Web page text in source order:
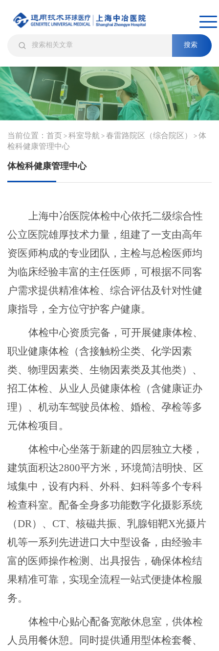
搜索
当前位置： 首页 > 科室导航 > 春雷路院区（综合院区） > 体
检科健康管理中心
体检科健康管理中心
上海中冶医院体检中心依托二级综合性
公立医院雄厚技术力量，组建了一支由高年
资医师构成的专业团队，主检与总检医师均
为临床经验丰富的主任医师，可根据不同客
户需求提供精准体检、综合评估及针对性健
康指导，全方位守护客户健康。
体检中心资质完备，可开展健康体检、
职业健康体检（含接触粉尘类、化学因素
类、物理因素类、生物因素类及其他类）、
招工体检、从业人员健康体检（含健康证办
理）、机动车驾驶员体检、婚检、孕检等多
元体检项目。
体检中心坐落于新建的四层独立大楼，
建筑面积达2800平方米，环境简洁明快、区
域集中，设有内科、外科、妇科等多个专科
检查科室。配备全身多功能数字化摄影系统
（DR）、CT、核磁共振、乳腺钼靶X光摄片
机等一系列先进进口大中型设备，由经验丰
富的医师操作检测、出具报告，确保体检结
果精准可靠，实现全流程一站式便捷体检服
务。
体检中心贴心配备宽敞休息室，供体检
人员用餐休憩。同时提供通用型体检套餐、